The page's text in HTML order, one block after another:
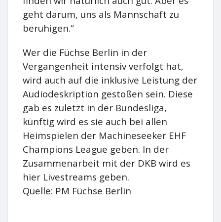
geht darum, uns als Mannschaft zu
beruhigen.“
Wer die Füchse Berlin in der
Vergangenheit intensiv verfolgt hat,
wird auch auf die inklusive Leistung der
Audiodeskription gestoßen sein. Diese
gab es zuletzt in der Bundesliga,
künftig wird es sie auch bei allen
Heimspielen der Machineseeker EHF
Champions League geben. In der
Zusammenarbeit mit der DKB wird es
hier Livestreams geben.
Quelle: PM Füchse Berlin